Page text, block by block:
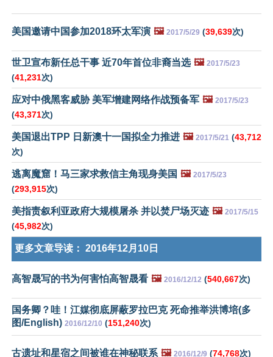
美国邀请中国参加2018环太军演 🖼️ 2017/5/29 (39,639次)
世卫宣布新任总干事 近70年首位非裔当选 🖼️ 2017/5/23
(41,231次)
应对中俄黑客威胁 美军增建网络作战预备军 🖼️ 2017/5/23
(43,371次)
美国退出TPP 日新澳十一国拟全力推进 🖼️ 2017/5/21 (43,712
次)
逃离魔窟！马三家求救信主角现身美国 🖼️ 2017/5/23
(293,915次)
美指责叙利亚政府大规模屠杀 并以焚尸场灭迹 🖼️ 2017/5/15
(45,982次)
更多文章导读： 2016年12月10日
高智晟写的书为何害怕高智晟看 🖼️ 2016/12/12 (540,667次)
国务卿？哇！江媒彻底屏蔽罗拉巴克 死命推举洪博培(多
图/English) 2016/12/10 (151,240次)
古遗址和星宿之间被谁在神秘联系 🖼️ 2016/12/9 (74,768次)